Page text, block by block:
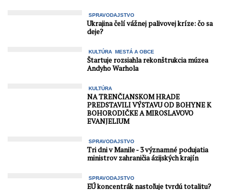
SPRAVODAJSTVO
Ukrajina čelí vážnej palivovej kríze: čo sa
deje?
KULTÚRA MESTÁ A OBCE
Štartuje rozsiahla rekonštrukcia múzea
Andyho Warhola
KULTÚRA
NA TRENČIANSKOM HRADE
PREDSTAVILI VÝSTAVU OD BOHYNE K
BOHORODIČKE A MIROSLAVOVO
EVANJELIUM
SPRAVODAJSTVO
Tri dni v Manile - 3 významné podujatia
ministrov zahraničia ázijských krajín
SPRAVODAJSTVO
EÚ koncentrák nastoľuje tvrdú totalitu?